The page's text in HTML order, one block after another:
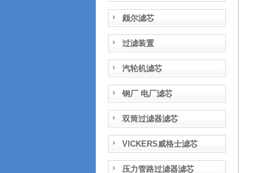
颇尔滤芯
过滤装置
汽轮机滤芯
钢厂 电厂滤芯
双筒过滤器滤芯
VICKERS威格士滤芯
压力管路过滤器滤芯